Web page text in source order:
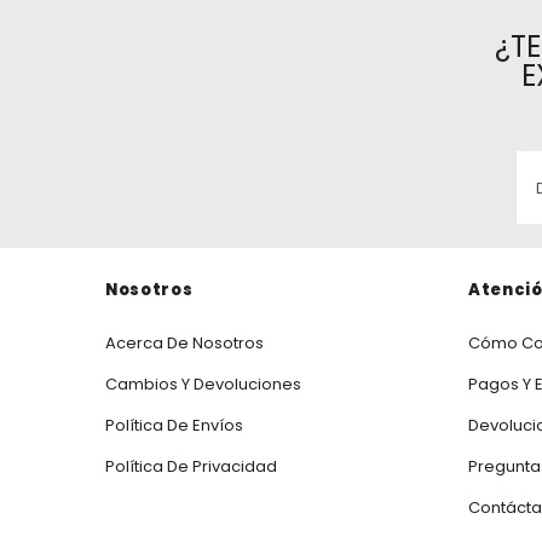
Nosotros
Acerca De Nosotros
Cambios Y Devoluciones
Política De Envíos
Política De Privacidad
Cómo
Pagos Y